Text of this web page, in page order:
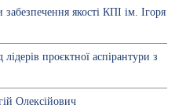
якості КПІ ім. Ігоря
проєктної аспірантури з
Олексійович